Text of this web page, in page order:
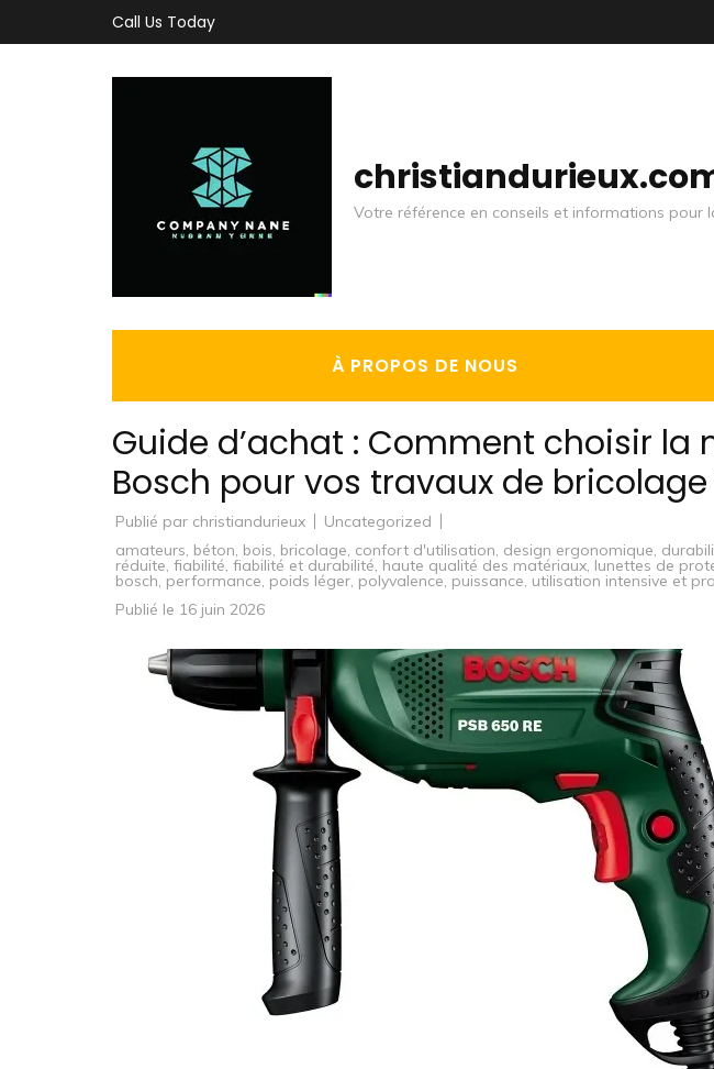
au
Call Us Today
Votre référence en conseils et informations pour
À PROPOS DE NOUS
Guide d’achat : Comment choisir la
Bosch pour vos travaux de bricolage
Publié par christiandurieux
Uncategorized
amateurs, béton, bois, bricolage, confort d'utilisation, design ergonomique,
réduite, fiabilité, fiabilité et durabilité, haute qualité des matériaux, lunettes de
bosch, performance, poids léger, polyvalence, puissance, utilisation intensive et
Publié le 16 juin 2026